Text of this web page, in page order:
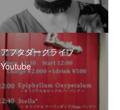
アフタダークライブ
Youtube